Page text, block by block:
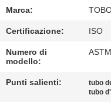
CONTATTICI
NOTIZIA
CASI
Marca:
Certificazione: ISO
Numero di
modello:
Punti salienti: tubo
tubo